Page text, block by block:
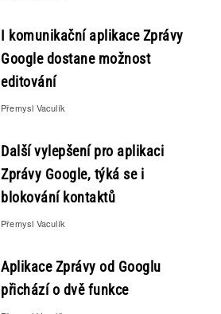
I komunikační aplikace Zprávy
Google dostane možnost
editování
Přemysl Vaculík
Další vylepšení pro aplikaci
Zprávy Google, týká se i
blokování kontaktů
Přemysl Vaculík
Aplikace Zprávy od Googlu
přichází o dvě funkce